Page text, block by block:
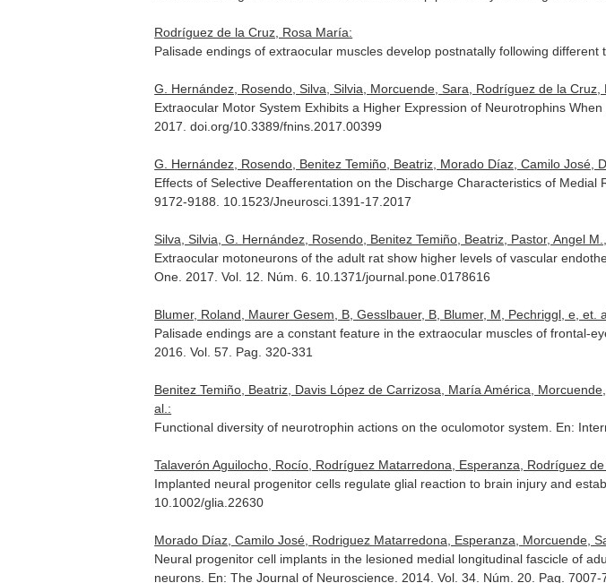
Rodríguez de la Cruz, Rosa María:
Palisade endings of extraocular muscles develop postnatally following
G. Hernández, Rosendo, Silva, Silvia, Morcuende, Sara, Rodríguez de la
Extraocular Motor System Exhibits a Higher Expression of Neurotrophins
2017. doi.org/10.3389/fnins.2017.00399
G. Hernández, Rosendo, Benitez Temiño, Beatriz, Morado Díaz, Camilo
Effects of Selective Deafferentation on the Discharge Characteristics of Medial
9172-9188. 10.1523/Jneurosci.1391-17.2017
Silva, Silvia, G. Hernández, Rosendo, Benitez Temiño, Beatriz, Pastor, Angel
Extraocular motoneurons of the adult rat show higher levels of vascular
One . 2017. Vol. 12. Núm. 6. 10.1371/journal.pone.0178616
Blumer, Roland, Maurer Gesem, B, Gesslbauer, B, Blumer, M, Pechriggl, e, et.
Palisade endings are a constant feature in the extraocular muscles of frontal-
2016. Vol. 57. Pag. 320-331
Benitez Temiño, Beatriz, Davis López de Carrizosa, María América,
al.:
Functional diversity of neurotrophin actions on the oculomotor system. En:
Talaverón Aguilocho, Rocío, Rodríguez Matarredona, Esperanza, Rodríguez
Implanted neural progenitor cells regulate glial reaction to brain injury and
10.1002/glia.22630
Morado Díaz, Camilo José, Rodriguez Matarredona, Esperanza, Morcuende,
Neural progenitor cell implants in the lesioned medial longitudinal fascicle of
neurons. En: The Journal of Neuroscience . 2014. Vol. 34. Núm. 20. Pag.